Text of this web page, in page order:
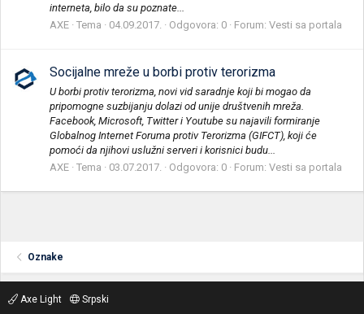
interneta, bilo da su poznate...
AXE Tema 04.09.2017. Odgovora: 0 Forum: Vesti sa portala
Socijalne mreže u borbi protiv terorizma
U borbi protiv terorizma, novi vid saradnje koji bi mogao da
pripomogne suzbijanju dolazi od unije društvenih mreža.
Facebook, Microsoft, Twitter i Youtube su najavili formiranje
Globalnog Internet Foruma protiv Terorizma (GIFCT), koji će
pomoći da njihovi uslužni serveri i korisnici budu...
AXE Tema 03.07.2017. Odgovora: 0 Forum: Vesti sa portala
Oznake
Axe Light
Srpski